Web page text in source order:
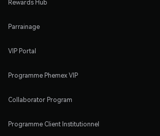
Rewards Hub
Parrainage
VIP Portal
Programme Phemex VIP
Collaborator Program
Programme Client Institutionnel